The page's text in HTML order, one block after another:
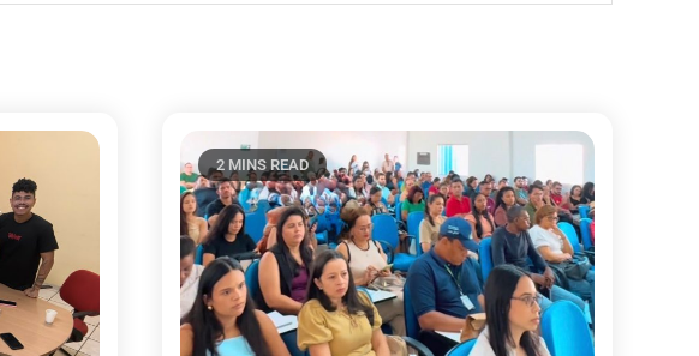
2 MINS READ